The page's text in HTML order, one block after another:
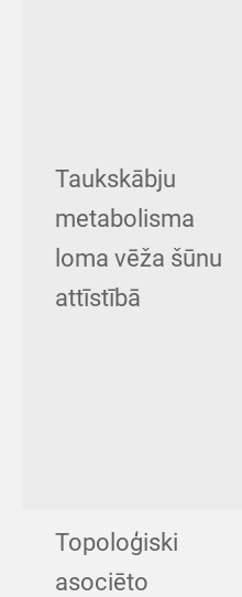
Taukskābju
metabolisma
loma vēža šūnu
attīstībā
Topoloģiski
asociēto